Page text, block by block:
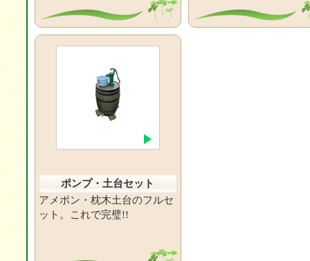
ポンプ・土台セット
アメポン・枕木土台のフルセ
ット。これで完璧!!